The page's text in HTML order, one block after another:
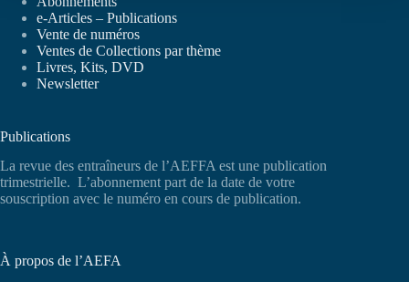
e-Articles – Publications
Vente de numéros
Ventes de Collections par thème
Livres, Kits, DVD
Newsletter
Publications
La revue des entraîneurs de l’AEFFA est une publication
trimestrielle. L’abonnement part de la date de votre
souscription avec le numéro en cours de publication.
À propos de l’AEFA